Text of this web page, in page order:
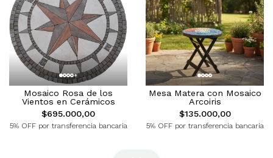
Mosaico Rosa de los
Vientos en Cerámicos
$695.000,00
5% OFF por transferencia bancaria
Mesa Matera con Mosaico
Arcoiris
$135.000,00
5% OFF por transferencia bancaria